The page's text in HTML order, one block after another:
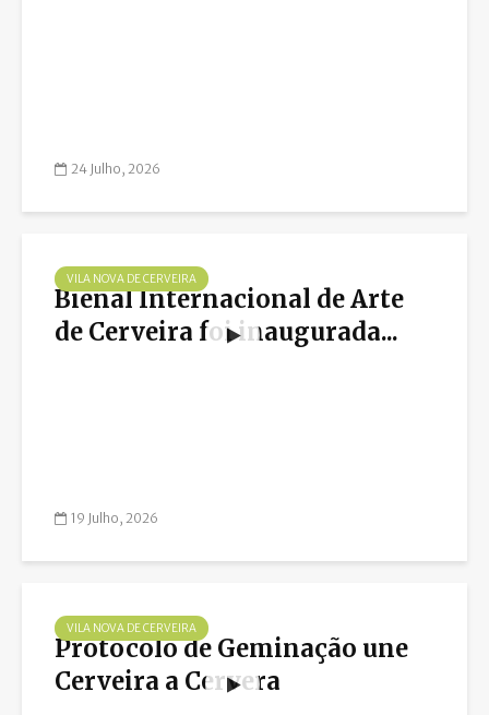
24 Julho, 2026
VILA NOVA DE CERVEIRA
Bienal Internacional de Arte
de Cerveira foi inaugurada...
19 Julho, 2026
VILA NOVA DE CERVEIRA
Protocolo de Geminação une
Cerveira a Cervera